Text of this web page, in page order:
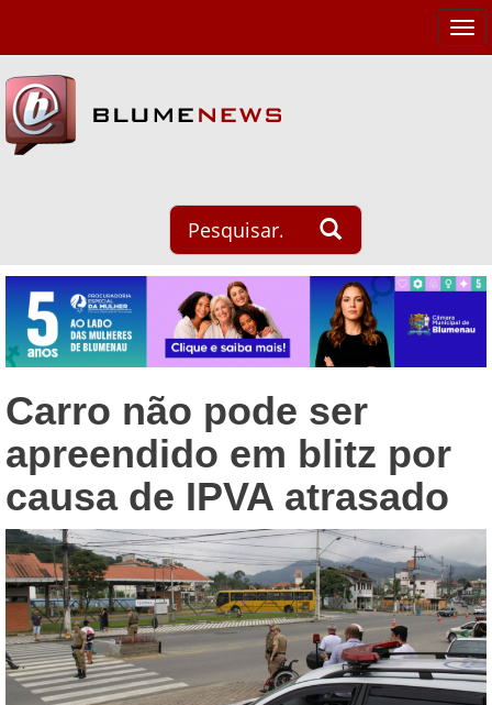
Carro não pode ser
apreendido em blitz por
causa de IPVA atrasado